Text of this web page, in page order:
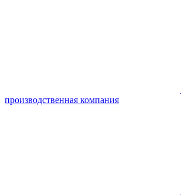
производственная компания